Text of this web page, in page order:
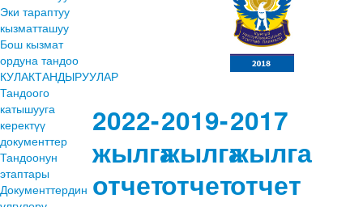
Эки тараптуу
кызматташуу
Бош кызмат
ордуна тандоо
КУЛАКТАНДЫРУУЛАР
Тандоого
катышууга
керектүү
документтер
Тандоонун
этаптары
Документтердин
2022-
жылга
отчет
2019-
жылга
отчет
2017
жылга
отчет